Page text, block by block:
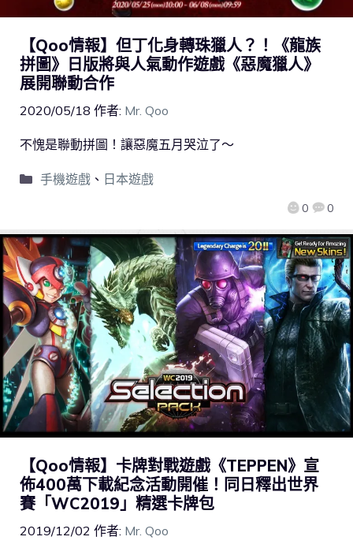
【Qoo情報】但丁化身轉珠獵人？！《龍族
拼圖》日版將與人氣動作遊戲《惡魔獵人》
展開聯動合作
2020/05/18 作者: Mr. Qoo
0 0
不愧是聯動拼圖！讓惡魔五月哭泣了～
手機遊戲、 日本遊戲
【Qoo情報】卡牌對戰遊戲《TEPPEN》宣
佈400萬下載紀念活動開催！同日釋出世界
賽「WC2019」精選卡牌包
2019/12/02 作者: Mr. Qoo